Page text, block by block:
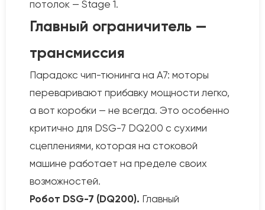
потолок — Stage 1.
Главный ограничитель —
трансмиссия
Парадокс чип-тюнинга на A7: моторы
переваривают прибавку мощности легко,
а вот коробки — не всегда. Это особенно
критично для DSG-7 DQ200 с сухими
сцеплениями, которая на стоковой
машине работает на пределе своих
возможностей.
Робот DSG-7 (DQ200). Главный